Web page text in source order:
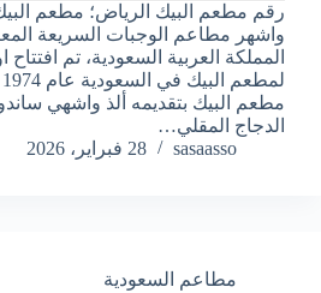
رقم مطعم البيك الرياض؛ مطعم
واشهر مطاعم الوجبات السريعة
المملكة العربية السعودية، تم
مطعم البيك بتقديمه ألذ واشهي
الدجاج المقلي…
sasaasso
28 فبراير، 2026
مطاعم السعودية